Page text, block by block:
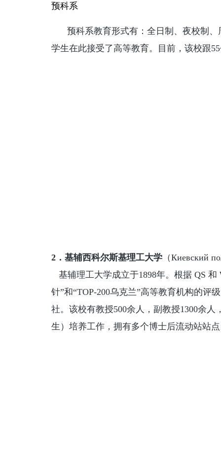
预科系
预科系教育形式有：全日制、夜校制
学生在此接受了高等教育。目前，该校跟
2．基辅西科尔斯基理工大学 （Киевский
基辅理工大学成立于1898年。根据 QS 和
针”和“TOP-200乌克兰”高等教育机构的评
社。该校有教授500余人，副教授1300余
生）培养工作，拥有多个博士后流动站站